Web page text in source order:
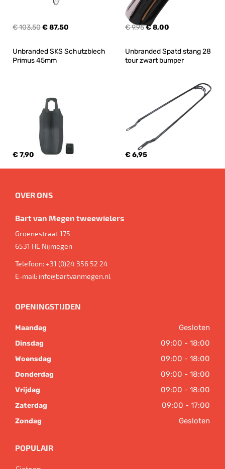
€ 103,50€ 87,50 € 9,95€ 8,00
Unbranded SKS Schutzblech
Primus 45mm
€ 7,90
Unbranded Spatd stang 28
tour zwart bumper
€ 6,95
OVER ONS
Bart van Megen tweewielers
Groenestraat 175
6531 HE Nijmegen
Telefoon:+31 (0)24 356 52 24
E-mail: info@bartvanmegen.nl
OPENINGSTIJDEN
Maandag Gesloten
Dinsdag 09:00 - 18:00
Woensdag 09:00 - 18:00
Donderdag 09:00 - 18:00
Vrijdag 09:00 - 18:00
Zaterdag 09:00 - 17:00
Zondag Gesloten
POPULAIR